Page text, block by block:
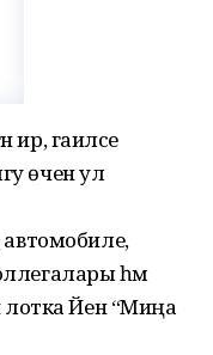
ир, гаиләсе
өчен ул
һәм
лотка Йен “Миңа